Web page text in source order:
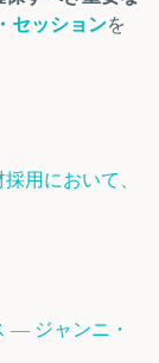
セッションを
用において、
― ジャンニ・